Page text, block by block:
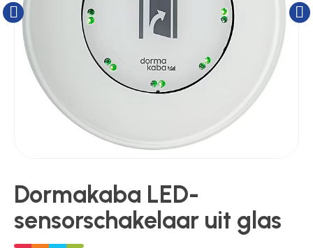
Kluizen
Poortonderdelen
Pulsgevers
Toegangscontrole
Dormakaba LED-
sensorschakelaar uit glas